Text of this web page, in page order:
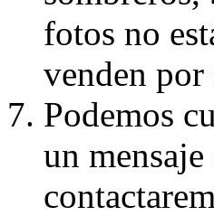
fotos no
venden por
Podemos
un